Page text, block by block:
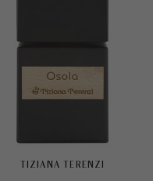
TIZIANA TERENZI